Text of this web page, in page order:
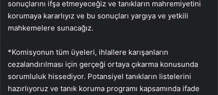
sonuçlarını ifşa etmeyeceğiz ve tanıkların mahremiyetini
korumaya kararlıyız ve bu sonuçları yargıya ve yetkili
mahkemelere sunacağız.
*Komisyonun tüm üyeleri, ihlallere karışanların
cezalandırılması için gerçeği ortaya çıkarma konusunda
sorumluluk hissediyor. Potansiyel tanıkların listelerini
hazırlıyoruz ve tanık koruma programı kapsamında ifade